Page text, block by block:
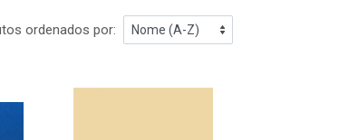
ordenados por: